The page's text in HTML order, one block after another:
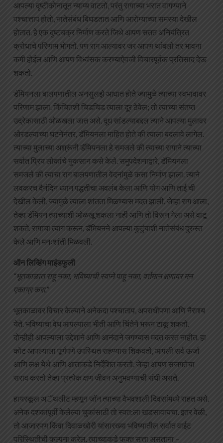
आपल्या दृष्टीकोनातून न्याय्य वाटतो, परंतु रागाच्या भरात वागण्याने
पश्चात्ताप होतो, नातेसंबंध बिघडतात आणि आरोग्याच्या समस्या देखील
होतात. हे एक दुष्टचक्र निर्माण करते जिथे आपण सतत अनियंत्रित
क्रोधाचे परिणाम भोगतो. पण राग आल्यावर जर आपण थांबलो तर भावना
कमी होईल आणि आपण विध्वंसक करण्याऐवजी विचारपूर्वक प्रतिसाद देऊ
शकतो.
डॅमियनला बालपणातील अनसुलझे आघात होते ज्यामुळे त्याच्या स्वभावावर
परिणाम झाला. किंचितशी चिडचिड त्याला दूर ठेवेल; तो त्याच्या संतप्त
उद्रेकासाठी ओळखला जात असे. दूध सांडल्याबद्दल त्याने आपल्या मुलावर
ओरडल्याच्या घटनेनंतर, डॅमियनला माहित होते की त्याला बदलावे लागेल.
त्याच्या मुलाच्या अश्रूंनी डॅमियनला हे समजले की त्याच्या रागाने त्याच्या
सर्वात प्रिय लोकांचे नुकसान कसे केले. समुपदेशनाद्वारे, डॅमियनला
समजले की त्याचा राग बालपणातील वेदनांमुळे कसा निर्माण झाला. त्याने
लवकरच दैनंदिन ध्यान पद्धतीचा अवलंब केला आणि योग आणि ताई ची
देखील केली, ज्यामुळे त्याला शांतता मिळण्यास मदत झाली. जेव्हा राग आला,
तेव्हा डॅमियन त्याच्याशी ओळखू शकला नाही आणि तो विरून गेला असे वाटू
शकते. रागाचा त्याग करून, डॅमियनने आपल्या कुटुंबाशी नातेसंबंध दुरुस्त
केले आणि मनःशांती मिळवली.
ऑन लिव्हिंग माइंडफुली
“भूतकाळात राहू नका, भविष्याची स्वप्ने पाहू नका, वर्तमान क्षणावर मन
एकाग्र करा.”
भूतकाळावर विचार केल्याने अनेकदा पश्चाताप, अपराधीपणा आणि नैराश्य
येते. भविष्याचा वेध आपल्याला भीती आणि चिंतेने भरून टाकू शकतो.
दोन्हीही आपल्याला उद्देशाने आणि आनंदाने जगण्यास मदत करत नाहीत. हा
कोट आपल्याला पूर्णपणे उपस्थित राहण्यास शिकवतो, आपली सर्व ऊर्जा
आणि लक्ष येथे आणि आताकडे निर्देशित करतो. जेव्हा आपण सजगतेचा
सराव करतो तेव्हा प्रत्येक क्षण जीवन अनुभवण्याची संधी असते.
हायस्कूल अॅथलीट म्हणून जॉन त्याच्या वैभवशाली दिवसांमध्ये राहत असे.
अनेक दशकांपूर्वी केलेल्या चुकांसाठी तो स्वत:ला खडसावायचा. इतर वेळी,
तो आजारपण किंवा दिवाळखोरी यांसारख्या भविष्यातील सर्वात वाईट
परिस्थितीची कल्पना करेल. त्याच्याकडे फक्त सत्ता असताना –